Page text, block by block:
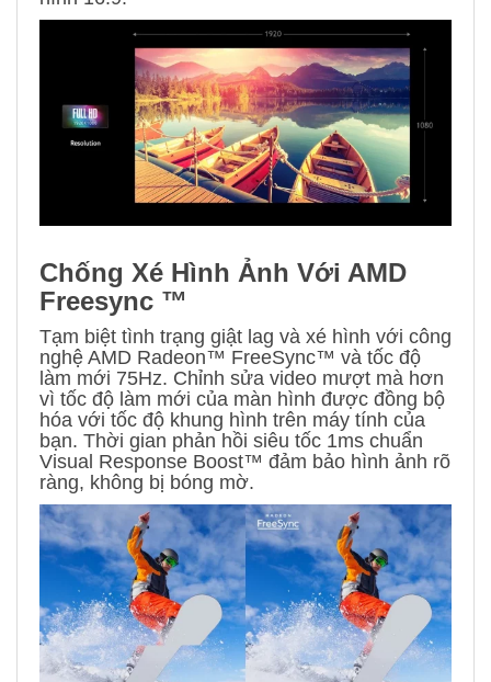
Chống Xé Hình Ảnh Với AMD
Freesync ™
Tạm biệt tình trạng giật lag và xé hình với công
nghệ AMD Radeon™ FreeSync™ và tốc độ
làm mới 75Hz. Chỉnh sửa video mượt mà hơn
vì tốc độ làm mới của màn hình được đồng bộ
hóa với tốc độ khung hình trên máy tính của
bạn. Thời gian phản hồi siêu tốc 1ms chuẩn
Visual Response Boost™ đảm bảo hình ảnh rõ
ràng, không bị bóng mờ.